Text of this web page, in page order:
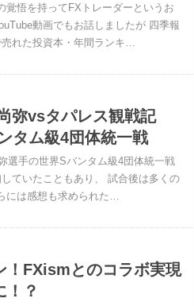
悟を持ってFXトレーダーというお
動画でもお話しましたが 四季報
れた投資本・年間ランキ…
弥vsタパレス観戦記
タム級4団体統一戦
選手の世界Sバンタム級4団体統一戦
ていたこともあり、 試合後は多くの
には感想も求められた…
FXismとのコラボ実現
！？